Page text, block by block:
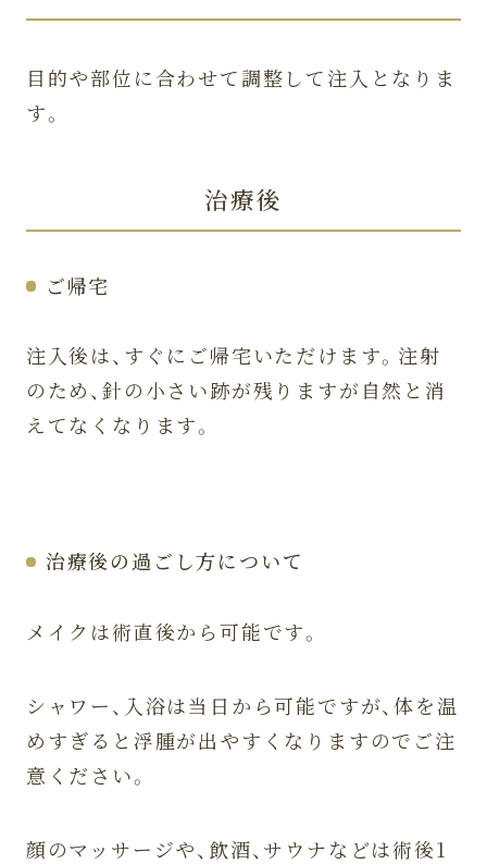
目的や部位に合わせて調整して注入となりま
す。
治療後
ご帰宅
注入後は、すぐにご帰宅いただけます。注射
のため、針の小さい跡が残りますが自然と消
えてなくなります。
治療後の過ごし方について
メイクは術直後から可能です。
シャワー、入浴は当日から可能ですが、体を温
めすぎると浮腫が出やすくなりますのでご注
意ください。
顔のマッサージや、飲酒、サウナなどは術後1